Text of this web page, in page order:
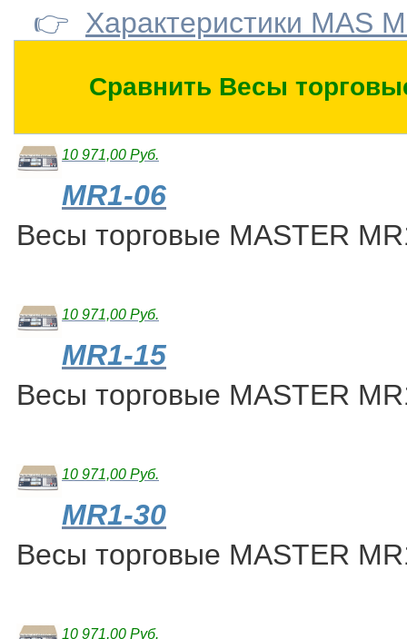
👉 Характеристики MAS
Сравнить Весы
10 971,00 Руб.
MR1-06
Весы торговые MASTER
10 971,00 Руб.
MR1-15
Весы торговые MASTER
10 971,00 Руб.
MR1-30
Весы торговые MASTER
10 971,00 Руб.